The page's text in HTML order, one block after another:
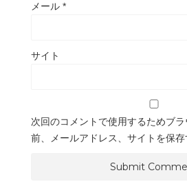
メール *
サイト
次回のコメントで使用するためブ
前、メールアドレス、サイトを保存